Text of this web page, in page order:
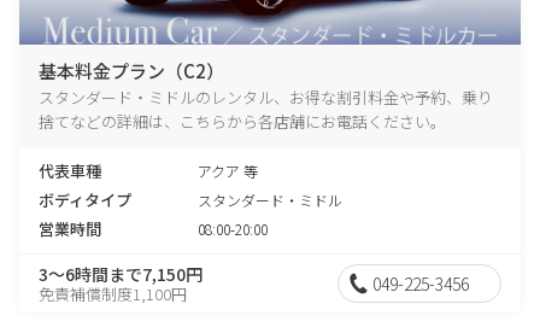
基本料金プラン（C2）
スタンダード・ミドルのレンタル、お得な割引料金や予約、乗り
捨てなどの詳細は、こちらから各店舗にお電話ください。
代表車種 アクア 等
ボディタイプ スタンダード・ミドル
営業時間 08:00-20:00
3～6時間まで7,150円
免責補償制度1,100円 049-225-3456